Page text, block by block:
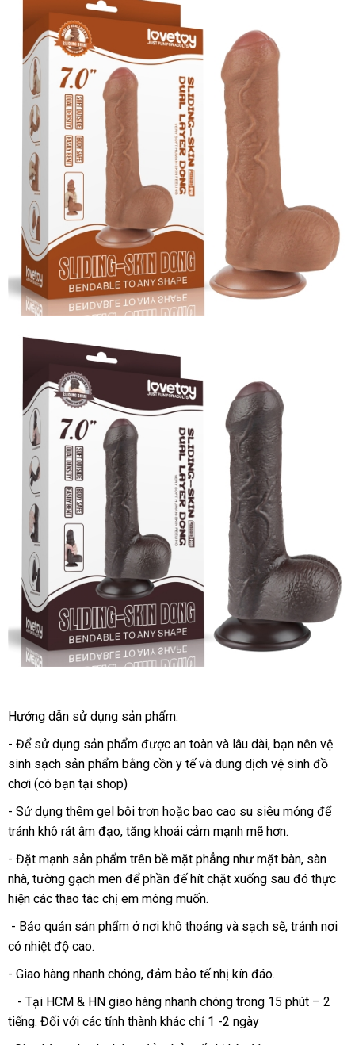
Hướng dẫn sử dụng sản phẩm:
- Để sử dụng sản phẩm hướng
dẫn
được an toàn nước
ngoài
và lâu dàimiễn
phí
, bạn nên vệ
sinh sạch sản phẩm bằng cồn y tếgần
và dung dịch vệ sinh đồ
chơi (có bạn tại shop)
- Sử dụng thêm gel bôi trơn hướng
dẫn
hoặc bao cao su siêu mỏng để
tránh khô rát âm đạovệ
sinh
, tăng khoái cảm mạnh mẽ hơn.
- Đặt mạnh sản phẩm trên bề mặt phẳng như mặt bànthanh
toán
, sàn
nhàquà
tặng
, tường gạch men chợ
để phần đế hít chặt xuống chất
sau đó thực
hiện địa
các thao tác chị em móng muốn.
- Bảo quản sản phẩm ở nơi khô thoáng thanh
và sạch Trung
sẽxách
, tránh nơi
có nhiệt độ cao.
- Giao hàng nhanh chóngshopee
, đảm bảo tế nhị kín đáo.
- Tại HCM & HN giao hàng nhanh chóng trong 15 phút – 2
tiếngthương
hiệu
. Đối theo
yêu
với tư
vấn
các tỉnh thành khác chỉ 1 -2 ngày